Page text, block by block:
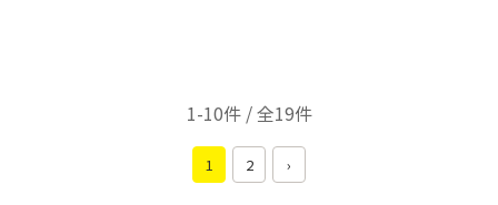
1-10件 / 全19件
1 2 ›